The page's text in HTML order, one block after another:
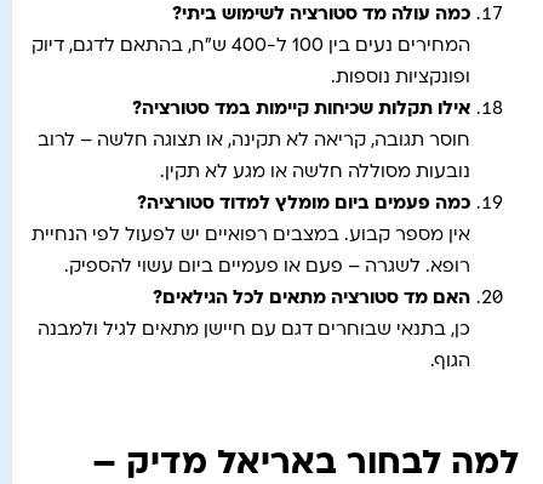
כמה עולה מד סטורציה לשימוש ביתי?
המחירים נעים בין 100 ל-400 ש"ח, בהתאם לדגם, דיוק
ופונקציות נוספות.
אילו תקלות שכיחות קיימות במד סטורציה?
חוסר תגובה, קריאה לא תקינה, או תצוגה חלשה – לרוב
נובעות מסוללה חלשה או מגע לא תקין.
כמה פעמים ביום מומלץ למדוד סטורציה?
אין מספר קבוע. במצבים רפואיים יש לפעול לפי הנחיית
רופא. לשגרה – פעם או פעמיים ביום עשוי להספיק.
האם מד סטורציה מתאים לכל הגילאים?
כן, בתנאי שבוחרים דגם עם חיישן מתאים לגיל ולמבנה
הגוף.
למה לבחור באריאל מדיק –